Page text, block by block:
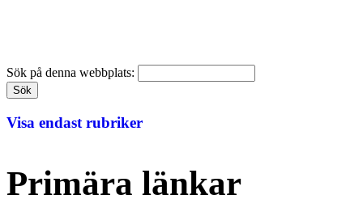
Sök på denna webbplats:
Visa endast rubriker
Primära länkar